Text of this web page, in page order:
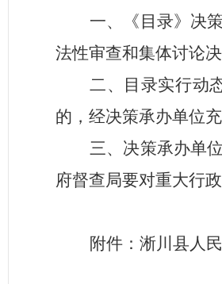
一、《目录》决
法性审查和集体讨论
二、目录实行动
的，经决策承办单位
三、决策承办单
府督查局要对重大行
附件：淅川县人